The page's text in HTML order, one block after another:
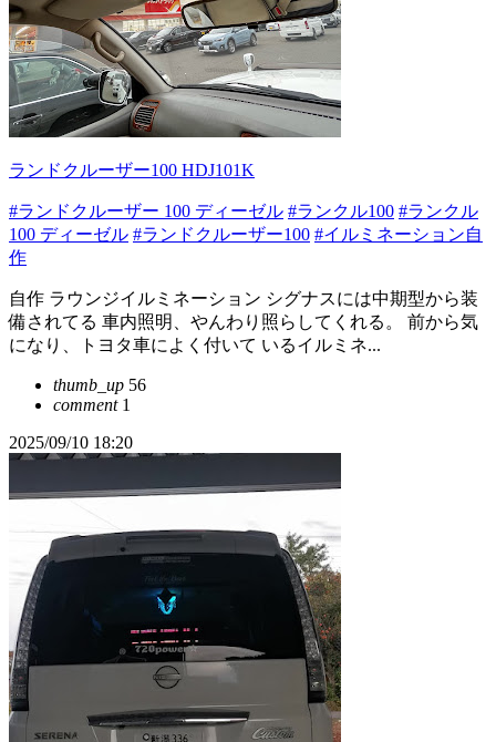
ランドクルーザー100 HDJ101K
#ランドクルーザー 100 ディーゼル #ランクル100 #ランクル
100 ディーゼル #ランドクルーザー100 #イルミネーション自
作
自作 ラウンジイルミネーション シグナスには中期型から装
備されてる 車内照明、やんわり照らしてくれる。 前から気
になり、トヨタ車によく付いて いるイルミネ...
thumb_up 56
comment1
2025/09/10 18:20